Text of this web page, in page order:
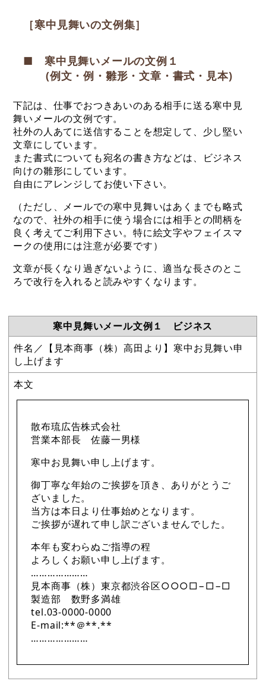
［寒中見舞いの文例集］
■ 寒中見舞いメールの文例１
(例文・例・雛形・文章・書式・見本)
下記は、仕事でおつきあいのある相手に送る寒中見
舞いメールの文例です。
社外の人あてに送信することを想定して、少し堅い
文章にしています。
また書式についても宛名の書き方などは、ビジネス
向けの雛形にしています。
自由にアレンジしてお使い下さい。
（ただし、メールでの寒中見舞いはあくまでも略式
なので、社外の相手に使う場合には相手との間柄を
良く考えてご利用下さい。特に絵文字やフェイスマ
ークの使用には注意が必要です）
文章が長くなり過ぎないように、適当な長さのとこ
ろで改行を入れると読みやすくなります。
寒中見舞いメール文例１ ビジネス
件名／【見本商事（株）高田より】寒中お見舞い申
し上げます
本文
散布琉広告株式会社
営業本部長 佐藤一男様
寒中お見舞い申し上げます。
御丁寧な年始のご挨拶を頂き、ありがとうご
ざいました。
当方は本日より仕事始めとなります。
ご挨拶が遅れて申し訳ございませんでした。
本年も変わらぬご指導の程
よろしくお願い申し上げます。
…………………
見本商事（株）東京都渋谷区○○○□−□−□
製造部 数野多満雄
tel.03-0000-0000
E-mail:**＠**.**
…………………